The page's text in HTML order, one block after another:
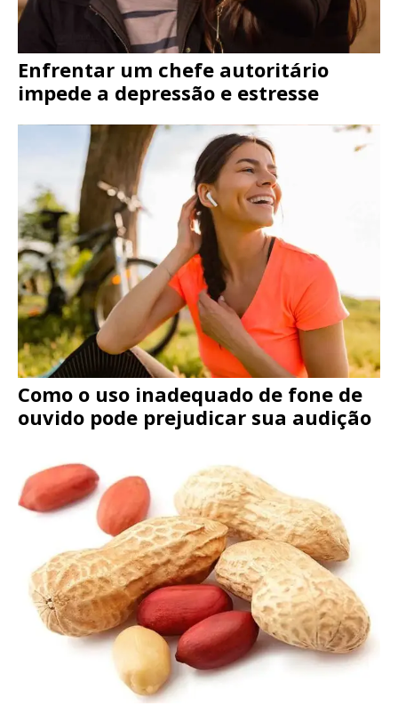
Enfrentar um chefe autoritário
impede a depressão e estresse
Como o uso inadequado de fone de
ouvido pode prejudicar sua audição